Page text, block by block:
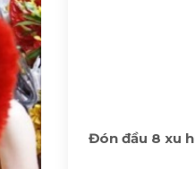
Đón đầu 8 xu